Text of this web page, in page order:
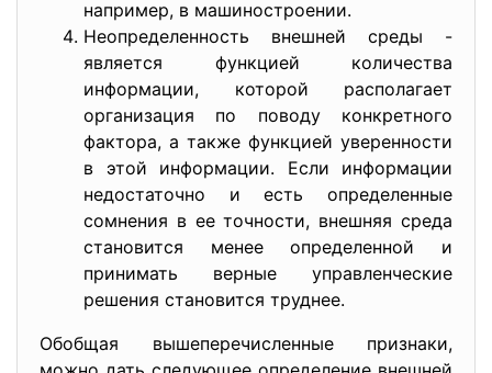
например, в машиностроении.
Неопределенность внешней среды -
является функцией количества
информации, которой располагает
организация по поводу конкретного
фактора, а также функцией уверенности
в этой информации. Если информации
недостаточно и есть определенные
сомнения в ее точности, внешняя среда
становится менее определенной и
принимать верные управленческие
решения становится труднее.
Обобщая вышеперечисленные признаки,